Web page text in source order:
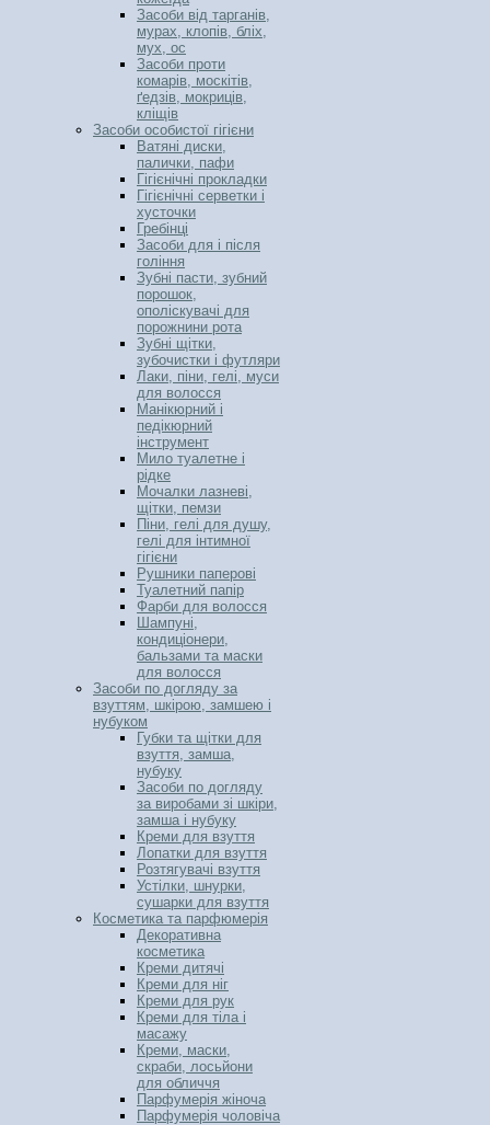
Засоби від тарганів,
мурах, клопів, бліх,
мух, ос
Засоби проти
комарів, москітів,
ґедзів, мокриців,
кліщів
Засоби особистої гігієни
Ватяні диски,
палички, пафи
Гігієнічні прокладки
Гігієнічні серветки і
хусточки
Гребінці
Засоби для і після
гоління
Зубні пасти, зубний
порошок,
ополіскувачі для
порожнини рота
Зубні щітки,
зубочистки і футляри
Лаки, піни, гелі, муси
для волосся
Манікюрний і
педікюрний
інструмент
Мило туалетне і
рідке
Мочалки лазневі,
щітки, пемзи
Піни, гелі для душу,
гелі для інтимної
гігієни
Рушники паперові
Туалетний папір
Фарби для волосся
Шампуні,
кондиціонери,
бальзами та маски
для волосся
Засоби по догляду за
взуттям, шкірою, замшею і
нубуком
Губки та щітки для
взуття, замша,
нубуку
Засоби по догляду
за виробами зі шкіри,
замша і нубуку
Креми для взуття
Лопатки для взуття
Розтягувачі взуття
Устілки, шнурки,
сушарки для взуття
Косметика та парфюмерія
Декоративна
косметика
Креми дитячі
Креми для ніг
Креми для рук
Креми для тіла і
масажу
Креми, маски,
скраби, лосьйони
для обличчя
Парфумерія жіноча
Парфумерія чоловіча